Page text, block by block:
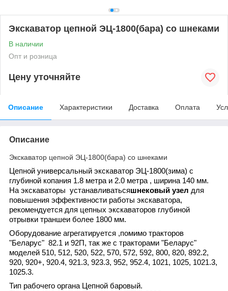
Экскаватор цепной ЭЦ-1800(бара) со шнеками
В наличии
Опт и розница
Цену уточняйте
Описание Характеристики Доставка Оплата
Описание
Экскаватор цепной ЭЦ-1800(бара) со шнеками
Цепной универсальный экскаватор ЭЦ-1800(зима) с
глубиной копания 1.8 метра и 2.0 метра , ширина 140 мм.
На экскаваторы устанавливатьсяшнековый узел для
повышения эффективности работы экскаватора,
рекомендуется для цепных экскаваторов глубиной
отрывки траншеи более 1800 мм.
Оборудование агрегатируется ,помимо тракторов
"Беларус" 82.1 и 92П, так же с тракторами "Беларус"
моделей 510, 512, 520, 522, 570, 572, 592, 800, 820, 892.2,
920, 920+, 920.4, 921.3, 923.3, 952, 952.4, 1021, 1025, 1021.3,
1025.3.
Тип рабочего органа Цепной баровый.